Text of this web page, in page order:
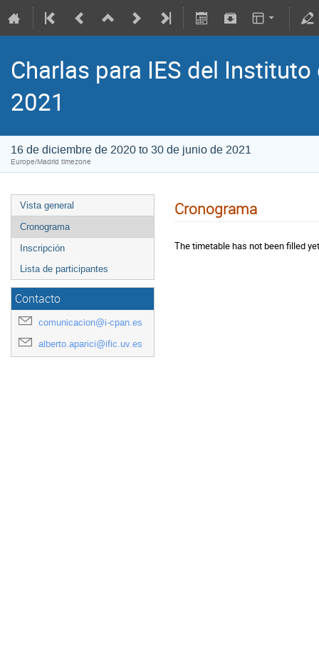
Charlas para IES del
2021
16 de diciembre de 2020 to 30 de junio de 2021
Europe/Madrid timezone
Vista general
Cronograma
Inscripción
Lista de participantes
Contacto
comunicacion@i-cpan.es
alberto.aparici@ific.uv.es
Cronograma
The timetable has not been filled